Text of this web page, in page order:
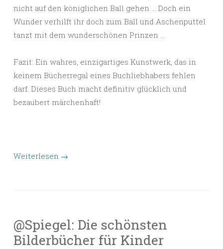
nicht auf den königlichen Ball gehen … Doch ein
Wunder verhilft ihr doch zum Ball und Aschenputtel
tanzt mit dem wunderschönen Prinzen …
Fazit: Ein wahres, einzigartiges Kunstwerk, das in
keinem Bücherregal eines Buchliebhabers fehlen
darf. Dieses Buch macht definitiv glücklich und
bezaubert märchenhaft!
Weiterlesen →
@Spiegel: Die schönsten
Bilderbücher für Kinder